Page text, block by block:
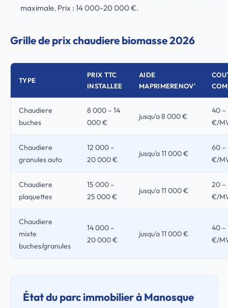
maximale. Prix : 14 000-20 000 €.
Grille de prix chaudiere biomasse 2026
TYPE
PRIX TTC
INSTALLEE
AIDE
MAPRIMERENOV'
Chaudiere
buches
8 000 – 14
000 €
jusqu'a 8 000 €
40 –
€/
Chaudiere
granules auto
12 000 –
20 000 €
jusqu'a 11 000 €
60 –
€/
Chaudiere
plaquettes
15 000 –
25 000 €
jusqu'a 11 000 €
20 –
€/
Chaudiere
mixte
buches/granules
14 000 –
20 000 €
jusqu'a 11 000 €
40 –
€/
État du parc immobilier à Manosque